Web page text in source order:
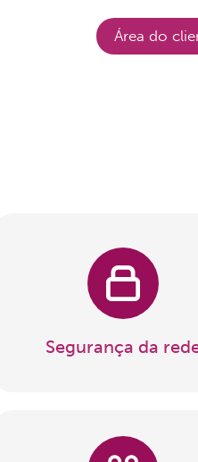
Área do
Segurança da